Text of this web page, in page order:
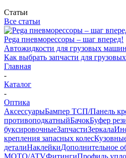
Статьи
Все статьи
Pega пневморессоры – шаг вперед!
Автожидкости для грузовых машин
Как выбрать запчасти для
Главная
-
Каталог
-
Оптика
АксессуарыБампер ТСП/Панель
противоподкатныйБачокБуфер
буксировочныеЗапчастиЗеркала
крепления запасных колес
деталиНаклейкиДополнительное
MOTO/ATVФитингиПрофиль